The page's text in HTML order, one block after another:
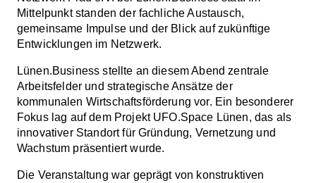
Mittelpunkt standen der fachliche Austausch,
gemeinsame Impulse und der Blick auf zukünftige
Entwicklungen im Netzwerk.
Lünen.Business stellte an diesem Abend zentrale
Arbeitsfelder und strategische Ansätze der
kommunalen Wirtschaftsförderung vor. Ein besonderer
Fokus lag auf dem Projekt UFO.Space Lünen, das als
innovativer Standort für Gründung, Vernetzung und
Wachstum präsentiert wurde.
Die Veranstaltung war geprägt von konstruktiven